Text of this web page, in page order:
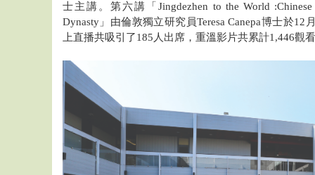
士主講。第六講「Jingdezhen to the World
Dynasty」由倫敦獨立研究員Teresa Canepa博士於
上直播共吸引了185人出席，重溫影片共累計1,446觀